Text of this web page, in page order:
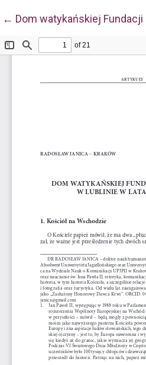
← Wróć do szczegółów
Dom watykańskiej Fundacji